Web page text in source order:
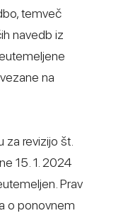
temveč
navedb iz
na
za revizijo št.
15. 1. 2024
Prav
o ponovnem